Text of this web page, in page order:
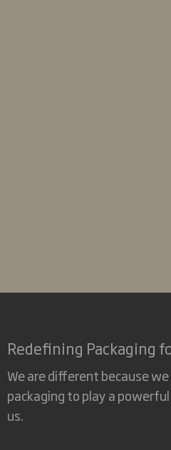
Redefining Packaging
We are different because
packaging to play a
us.